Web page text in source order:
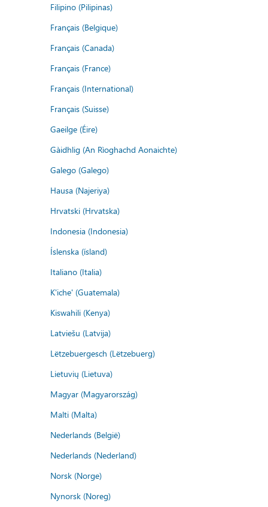
Filipino (Pilipinas)
Français (Belgique)
Français (Canada)
Français (France)
Français (International)
Français (Suisse)
Gaeilge (Éire)
Gàidhlig (An Rìoghachd Aonaichte)
Galego (Galego)
Hausa (Najeriya)
Hrvatski (Hrvatska)
Indonesia (Indonesia)
Íslenska (ísland)
Italiano (Italia)
K'iche' (Guatemala)
Kiswahili (Kenya)
Latviešu (Latvija)
Lëtzebuergesch (Lëtzebuerg)
Lietuvių (Lietuva)
Magyar (Magyarország)
Malti (Malta)
Nederlands (België)
Nederlands (Nederland)
Norsk (Norge)
Nynorsk (Noreg)